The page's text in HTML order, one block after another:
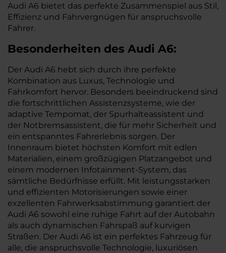
Audi A6 bietet das perfekte Zusammenspiel aus Stil,
Effizienz und Fahrvergnügen für anspruchsvolle
Fahrer.
Besonderheiten des Audi A6:
Der Audi A6 hebt sich durch ihre perfekte
Kombination aus Luxus, Technologie und
Fahrkomfort hervor. Besonders beeindruckend sind
die fortschrittlichen Assistenzsysteme, wie der
adaptive Tempomat, der Spurhalteassistent und
der Notbremsassistent, die für mehr Sicherheit und
ein entspanntes Fahrerlebnis sorgen. Der
Innenraum bietet höchsten Komfort mit edlen
Materialien, einem großzügigen Platzangebot und
einem modernen Infotainment-System, das
sämtliche Bedürfnisse erfüllt. Mit leistungsstarken
und effizienten Motorisierungen sowie einer
exzellenten Fahrwerksabstimmung garantiert der
Audi A6 sowohl eine ruhige Fahrt auf der Autobahn
als auch dynamischen Fahrspaß auf kurvigen
Straßen. Der Audi A6 ist ein perfektes Fahrzeug für
alle, die anspruchsvolle Technologie, luxuriösen